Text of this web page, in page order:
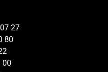
27
80
00